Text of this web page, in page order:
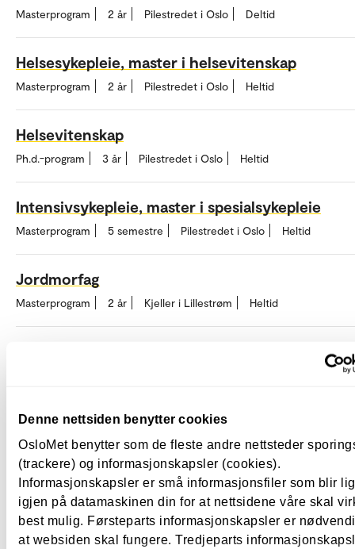
Denne nettsiden benytter cookies
OsloMet benytter som de fleste andre nettsteder
(trackere) og informasjonskapsler (cookies).
Informasjonskapsler er små informasjonsfiler som blir
igjen på datamaskinen din for at nettsidene våre skal
best mulig. Førsteparts informasjonskapsler er
at websiden skal fungere. Tredjeparts
Masterprogram 2 år Pilestredet i Oslo Deltid
Helsesykepleie, master i helsevitenskap
Masterprogram 2 år Pilestredet i Oslo Heltid
Helsevitenskap
Ph.d.-program 3 år Pilestredet i Oslo Heltid
Intensivsykepleie, master i spesialsykepleie
Masterprogram 5 semestre Pilestredet i Oslo Heltid
Jordmorfag
Masterprogram 2 år Kjeller i Lillestrøm Heltid
Kompletterende sykepleierutdanning
Videreutdanning 1 år Pilestredet i Oslo Heltid
Kreftsykepleie, master i helsevitenskap
Masterprogram 2 år Pilestredet i Oslo Heltid